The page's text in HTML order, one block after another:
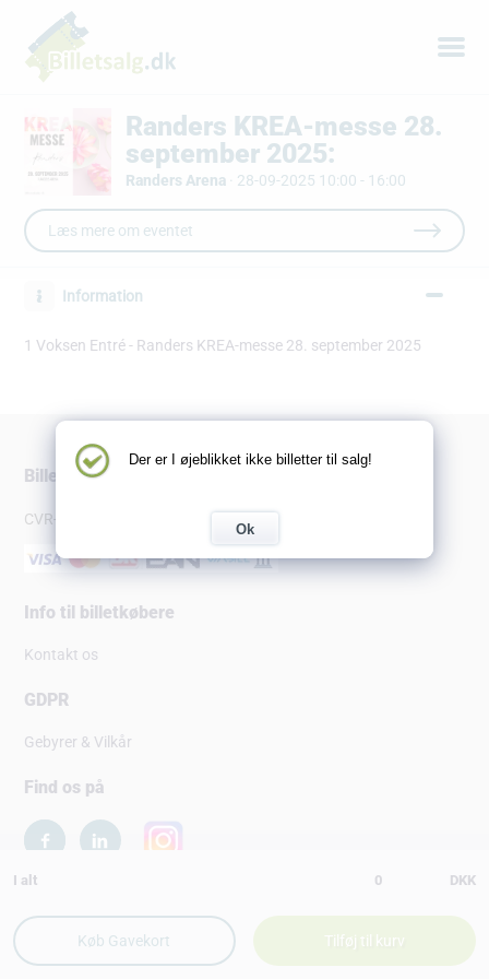
Randers KREA-messe 28.
september 2025:
Randers Arena· 28-09-2025 10:00 - 16:00
Læs mere om eventet
Information
1 Voksen Entré - Randers KREA-messe 28. september 2025
I alt 0 DKK
Der er I øjeblikket ikke billetter til salg!
Ok
Billetsalg.dk
CVR-nr: 10147751
Info til billetkøbere
Kontakt os
GDPR
Gebyrer & Vilkår
Find os på
Copyright © 2026